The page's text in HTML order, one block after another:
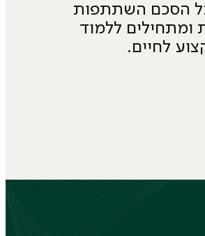
הסכם השתתפות
ומתחילים ללמוד
לחיים.